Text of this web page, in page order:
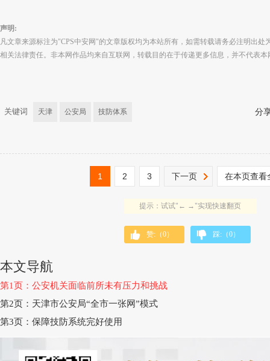
声明:
凡文章来源标注为"CPS中安网"的文章版权均为本站所有，如需转载请务必注明出处
相关法律责任。非本网作品均来自互联网，转载目的在于传递更多信息，并不代表
关键词 天津 公安局 技防体系 分
1 2 3 下一页 在本页查看
提示：试试"← →"实现快速翻页
赞:（0） 踩:（0）
本文导航
第1页：公安机关面临前所未有压力和挑战
第2页：天津市公安局“全市一张网”模式
第3页：保障技防系统完好使用